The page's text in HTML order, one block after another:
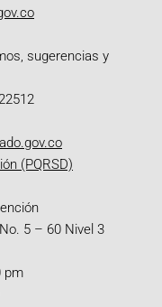
sugerencias y
(PQRSD)
5 – 60 Nivel 3
pm